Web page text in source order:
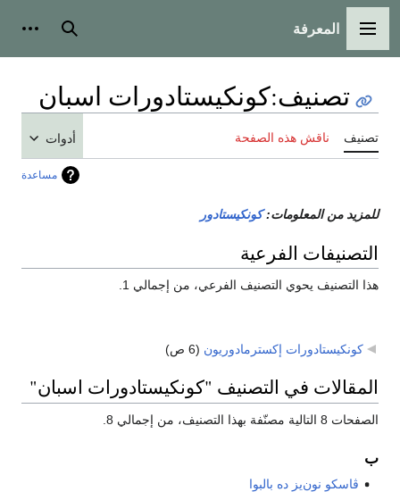
القائمة الرئيسية
المعرفة بحث
تصنيف:كونكيستادورات اسبان
تصنيف ناقش هذه الصفحة أدوات
مساعدة
للمزيد من المعلومات:كونكيستادور
التصنيفات الفرعية
هذا التصنيف يحوي التصنيف الفرعي، من إجمالي 1.
كونكيستادورات إكسترمادوريون (6 ص)
المقالات في التصنيف "كونكيستادورات اسبان"
الصفحات 8 التالية مصنّفة بهذا التصنيف، من إجمالي 8.
ب
ڤاسكو نون‌يز ده بالبوا